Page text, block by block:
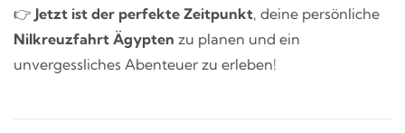
👉 Jetzt ist der perfekte Zeitpunkt, deine persönliche
Nilkreuzfahrt Ägypten zu planen und ein
unvergessliches Abenteuer zu erleben!